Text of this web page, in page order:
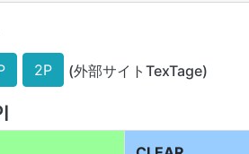
2P (外部サイトTexTage)